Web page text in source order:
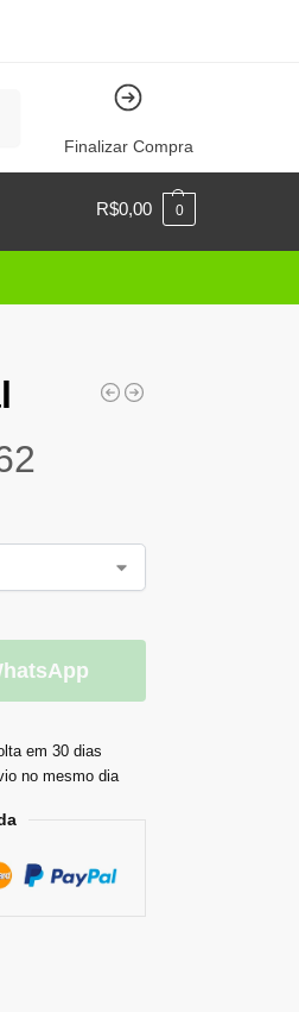
Finalizar Compra
R$0,00 0
em 30 dias
no mesmo dia